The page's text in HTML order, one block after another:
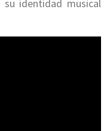
identidad musical